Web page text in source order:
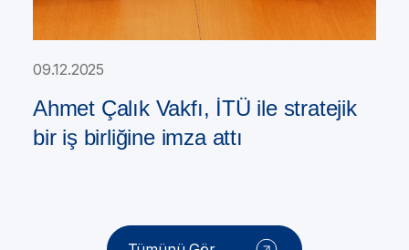
09.12.2025
Ahmet Çalık Vakfı, İTÜ ile stratejik
bir iş birliğine imza attı